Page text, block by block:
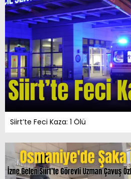
Siirt’te Feci Kaza: 1 Ölü